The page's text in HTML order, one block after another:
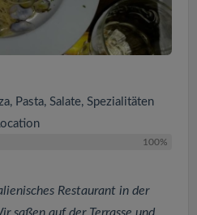
Pasta, Salate, Spezialitäten
100%
Restaurant in der